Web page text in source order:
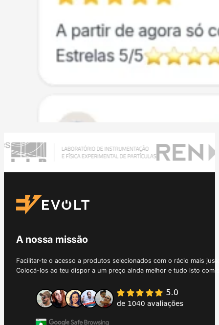
A nossa missão
Facilitar-te o acesso a produtos selecionados com o rácio mais
Colocá-los ao teu dispor a um preço ainda melhor e tudo isto